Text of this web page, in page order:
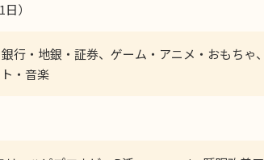
）
行・地銀・証券、ゲーム・アニメ・おもちゃ、
・音楽